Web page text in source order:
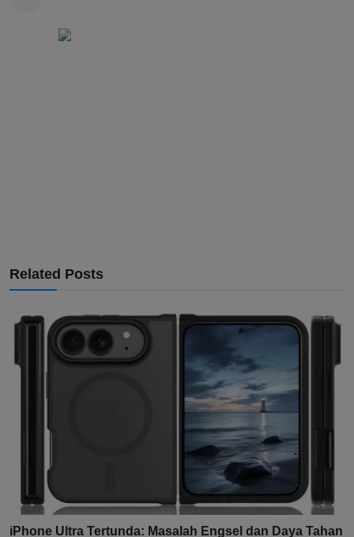
Related Posts
iPhone Ultra Tertunda: Masalah Engsel dan Daya Tahan